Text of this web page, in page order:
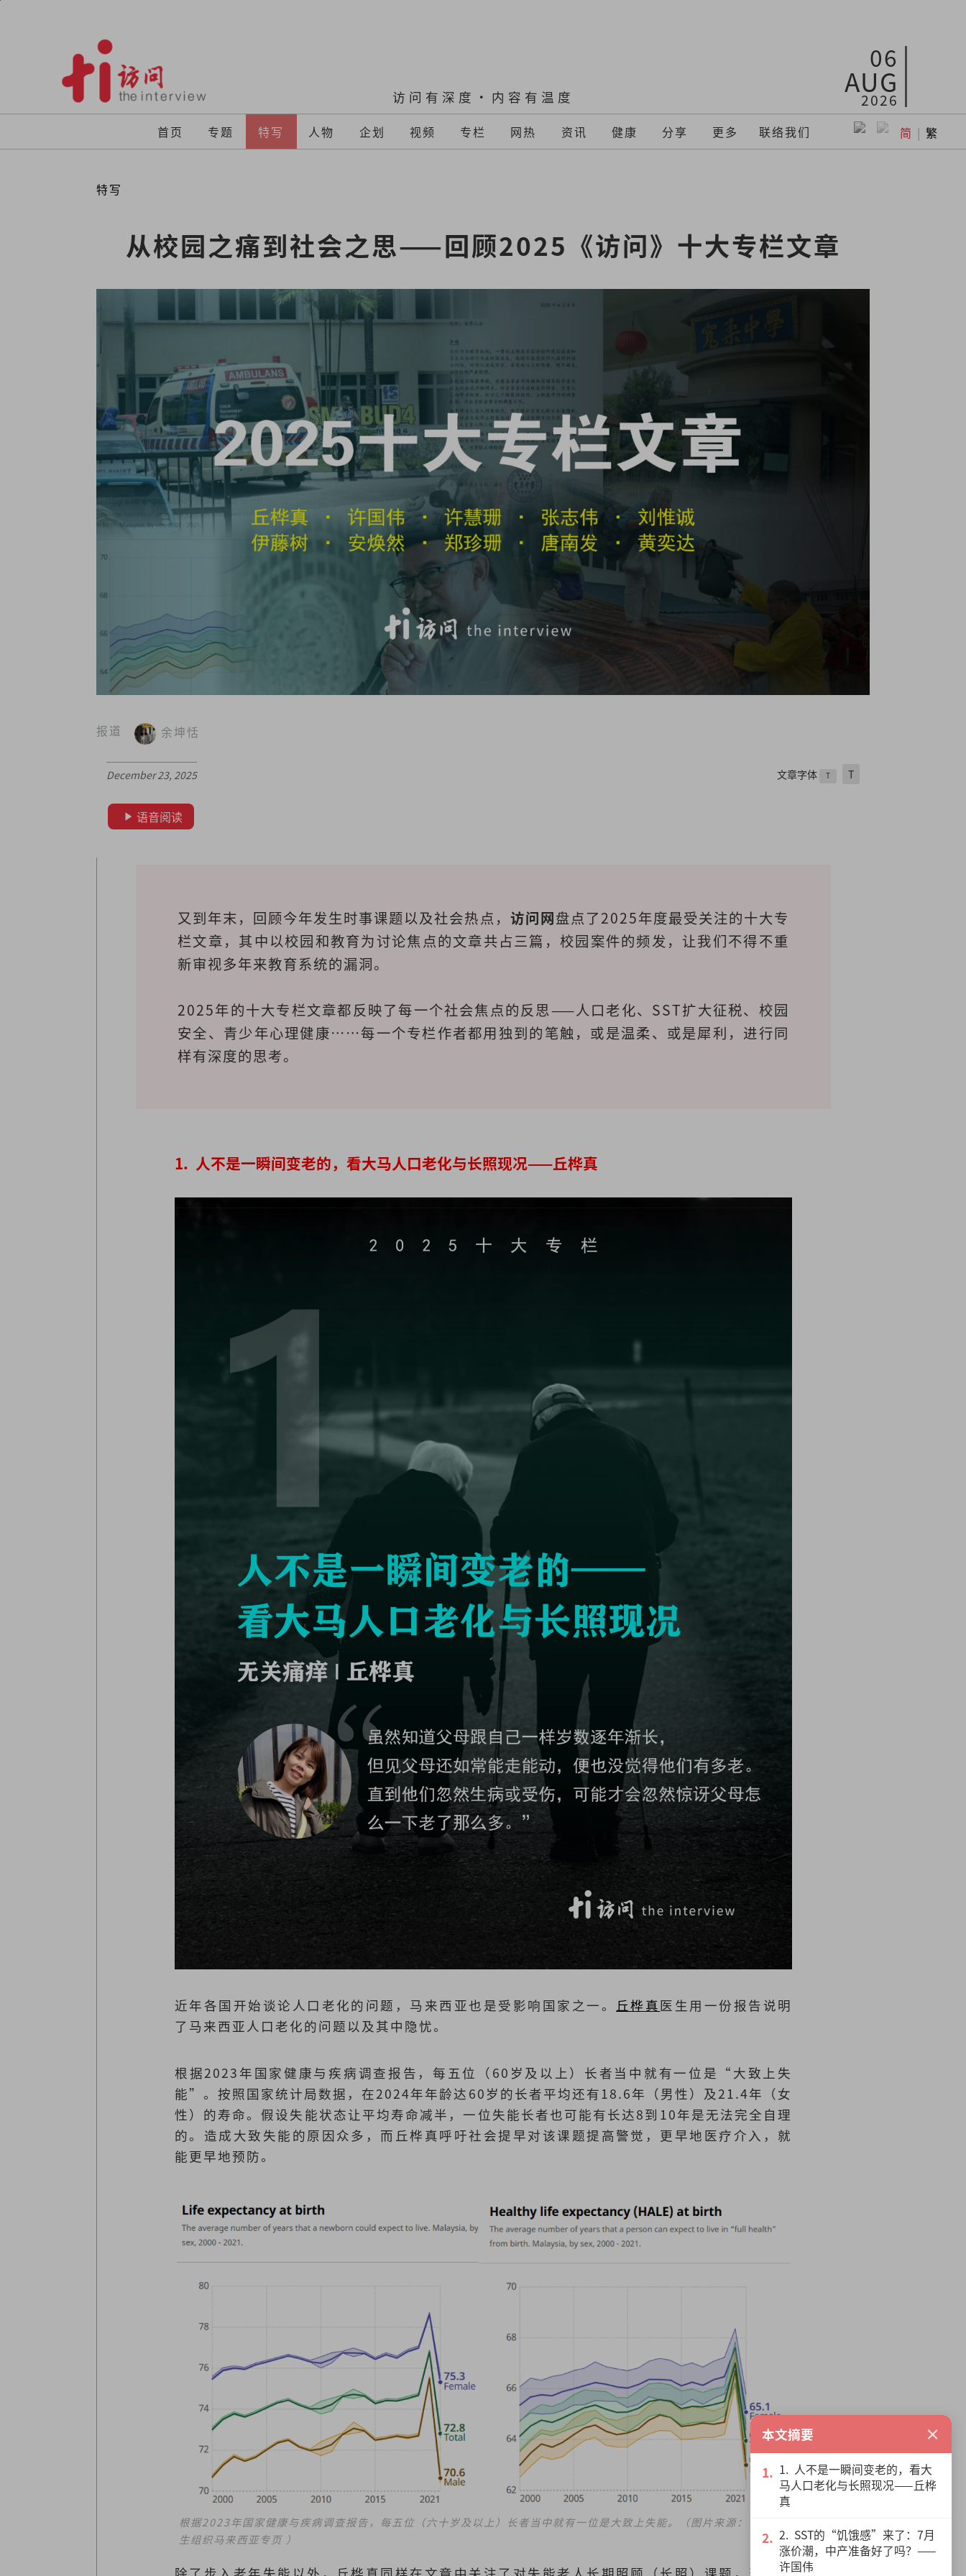
访问有深度·内容有温度
06
AUG
2026
首页 专题 特写 人物 企划 视频 专栏 网热 资讯 健康 分享 更多 联络我们 简 | 繁
特写
从校园之痛到社会之思——回顾2025《访问》十大专栏文章
报道 余坤恬
December 23, 2025 文章字体 T T
语音阅读
又到年末，回顾今年发生时事课题以及社会热点， 访问网盘点了2025年度最受关注的十大专
栏文章，其中以校园和教育为讨论焦点的文章共占三篇，校园案件的频发，让我们不得不重
新审视多年来教育系统的漏洞。
2025年的十大专栏文章都反映了每一个社会焦点的反思——人口老化、SST扩大征税、校园
安全、青少年心理健康⋯⋯每一个专栏作者都用独到的笔触，或是温柔、或是犀利，进行同
样有深度的思考。
1. 人不是一瞬间变老的，看大马人口老化与长照现况——丘桦真
近年各国开始谈论人口老化的问题，马来西亚也是受影响国家之一。 丘桦真医生用一份报告说明
了马来西亚人口老化的问题以及其中隐忧。
根据2023年国家健康与疾病调查报告，每五位（60岁及以上）长者当中就有一位是“大致上失
能”。按照国家统计局数据，在2024年年龄达60岁的长者平均还有18.6年（男性）及21.4年（女
性）的寿命。假设失能状态让平均寿命减半，一位失能长者也可能有长达8到10年是无法完全自理
的。造成大致失能的原因众多，而丘桦真呼吁社会提早对该课题提高警觉，更早地医疗介入，就
能更早地预防。
根据2023年国家健康与疾病调查报告，每五位（六十岁及以上）长者当中就有一位是大致上失能。（图片来源：世界卫
生组织马来西亚专页 ）
本文摘要 ×
1. 人不是一瞬间变老的，看大
马人口老化与长照现况——丘桦
真
2. SST的“饥饿感”来了：7月
涨价潮，中产准备好了吗？——
许国伟